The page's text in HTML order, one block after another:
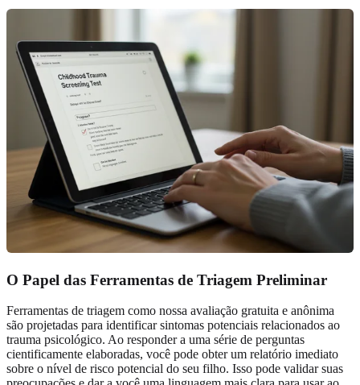
O Papel das Ferramentas de Triagem Preliminar
Ferramentas de triagem como nossa avaliação gratuita e anônima
são projetadas para identificar sintomas potenciais relacionados ao
trauma psicológico. Ao responder a uma série de perguntas
cientificamente elaboradas, você pode obter um relatório imediato
sobre o nível de risco potencial do seu filho. Isso pode validar suas